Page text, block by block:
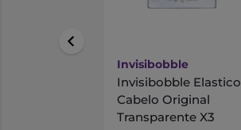
Invisibobble
Invisibobble Elastico
Cabelo Original
Transparente X3